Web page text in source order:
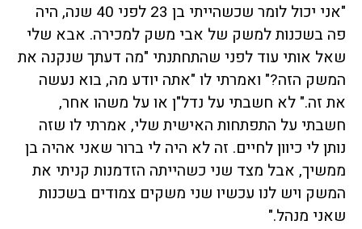
"אני יכול לומר שכשהייתי בן 23 לפני 40 שנה, היה
פה בשכנות למשק של אבי משק למכירה. אבא שלי
שאל אותי עוד לפני שהתחתנתי "מה דעתך שנקנה את
המשק הזה?" ואמרתי לו "אתה יודע מה, בוא נעשה
את זה." לא חשבתי על נדל"ן או על משהו אחר,
חשבתי על התפתחות האישית שלי, אמרתי לו שזה
נותן לי כיוון לחיים. זה לא היה לי ברור שאני אהיה בן
ממשיך, אבל מצד שני כשהייתה הזדמנות קניתי את
המשק ויש לנו עכשיו שני משקים צמודים בשכנות
שאני מנהל."